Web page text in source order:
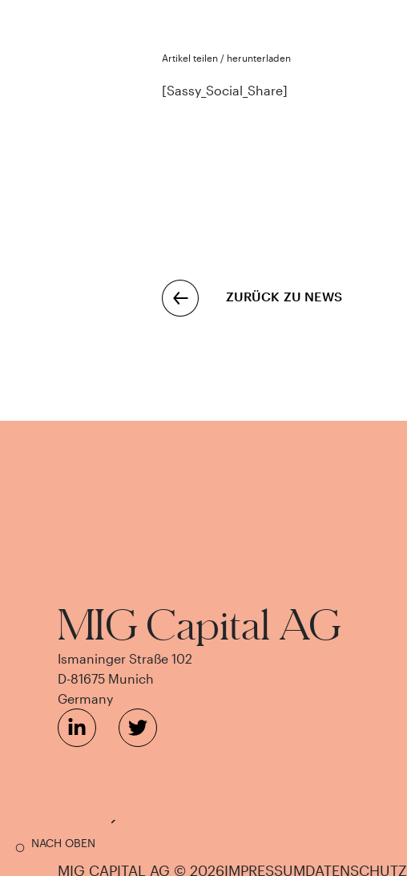
Artikel teilen / herunterladen
[Sassy_Social_Share]
ZURÜCK ZU NEWS
MIG Capital AG
Ismaninger Straße 102
D-81675 Munich
Germany
NACH OBEN
MIG CAPITAL AG © 2026IMPRESSUMDATENSCHUTZ